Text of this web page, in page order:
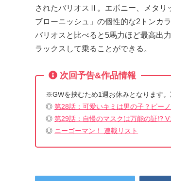
されたバリオスⅡ。エボニー、メタリ
ブローニッシュ」の個性的な2トンカ
バリオスと比べると5馬力ほど最高出
ラックスして乗ることができる。
次回予告&作品情報
※GWを挟むため1週お休みとなります。
◎ 第28話：可愛いキミは男の子？ビー
◎ 第29話：自慢のマスクは万能の証!?
◎ ニーゴーマン！ 連載リスト